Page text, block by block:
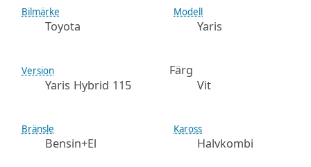
Bilmärke
Toyota
Modell
Yaris
Version
Yaris Hybrid 115
Färg
Vit
Bränsle
Bensin+El
Kaross
Halvkombi